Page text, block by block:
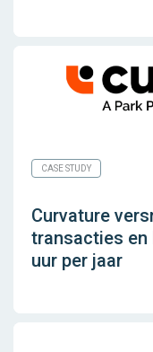
CASE STUDY
Curvature
transacties en
uur per jaar